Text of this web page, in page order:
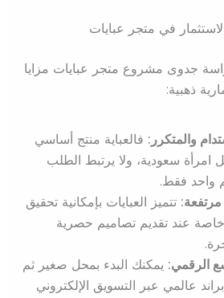
في متجر عبايات
جدوى مشروع متجر عبايات مزايا
ذهبية:
والمتكرر:فالعباية منتج أساسي
امرأة سعودية، ولا يرتبط الطلب
واحد فقط.
تتميز العبايات بإمكانية تحقيق
خاصة عند تقديم تصاميم حصرية
الرقمي:يمكنك البدء بمحل صغير ثم
عالمي عبر التسويق الإلكتروني